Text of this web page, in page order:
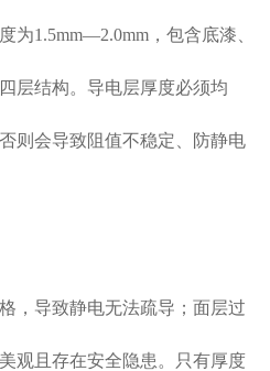
为1.5mm—2.0mm，包含底漆、
层结构。导电层厚度必须均
则会导致阻值不稳定、防静电
，导致静电无法疏导；面层过
观且存在安全隐患。只有厚度